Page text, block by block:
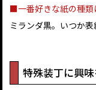
■一番好きな紙の種類
ミランダ黒。いつか表
特殊装丁に興